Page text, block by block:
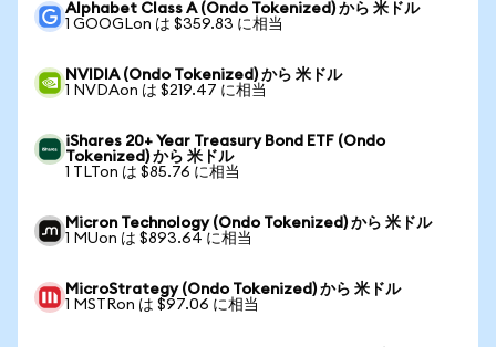
Alphabet Class A (Ondo Tokenized) から 米ドル
1 GOOGLon は $359.83 に相当
NVIDIA (Ondo Tokenized) から 米ドル
1 NVDAon は $219.47 に相当
iShares 20+ Year Treasury Bond ETF (Ondo
Tokenized) から 米ドル
1 TLTon は $85.76 に相当
Micron Technology (Ondo Tokenized) から 米ドル
1 MUon は $893.64 に相当
MicroStrategy (Ondo Tokenized) から 米ドル
1 MSTRon は $97.06 に相当